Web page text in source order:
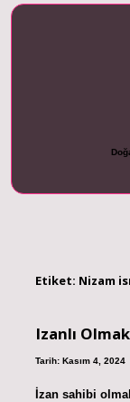
Etiket: Nizam
Izanlı
Tarih: Kasım 4, 2024
İzan sahibi